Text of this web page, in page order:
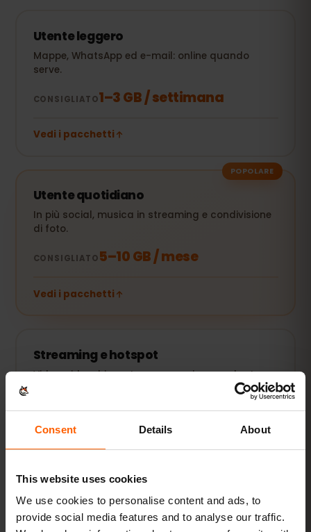
Consent Details About
This website uses cookies
We use cookies to personalise content and ads, to
provide social media features and to analyse our traffic.
Utente leggero
Mappe, WhatsApp ed e-mail: online quando
serve.
CONSIGLIATO1–3 GB / settimana
Vedi i pacchetti
POPOLARE
Utente quotidiano
In più social, musica in streaming e condivisione
di foto.
CONSIGLIATO5–10 GB / mese
Vedi i pacchetti
Streaming e hotspot
Video, videochiamate e connessione per laptop o
20 GB+ o Illimitato
Vedi i pacchetti
Tutti i valori sono indicativi. Il consumo reale dipende dal
dispositivo, dalle impostazioni delle app e dall'uso.